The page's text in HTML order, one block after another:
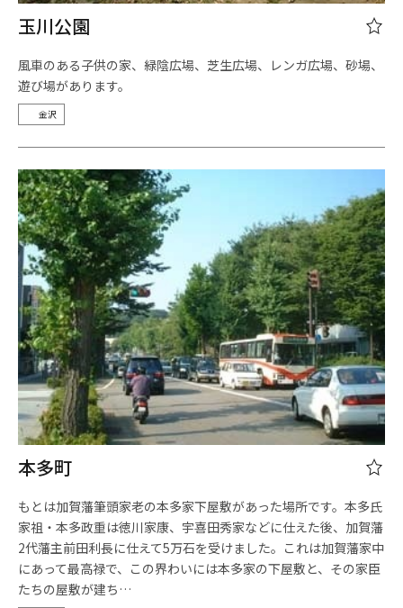
玉川公園
風車のある子供の家、緑陰広場、芝生広場、レンガ広場、砂場、
遊び場があります。
金沢
本多町
もとは加賀藩筆頭家老の本多家下屋敷があった場所です。本多氏
家祖・本多政重は徳川家康、宇喜田秀家などに仕えた後、加賀藩
2代藩主前田利長に仕えて5万石を受けました。これは加賀藩家中
にあって最高禄で、この界わいには本多家の下屋敷と、その家臣
たちの屋敷が建ち…